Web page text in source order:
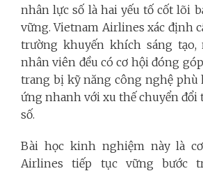
nhân lực số là hai yếu tố cốt lõi
vững. Vietnam Airlines xác định
trường khuyến khích sáng tạo,
nhân viên đều có cơ hội đóng
trang bị kỹ năng công nghệ phù
ứng nhanh với xu thế chuyển đổi
số.
Bài học kinh nghiệm này là
Airlines tiếp tục vững bước